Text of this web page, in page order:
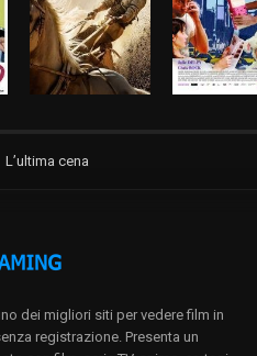
L’ultima cena
dei migliori siti per vedere film in
registrazione. Presenta un